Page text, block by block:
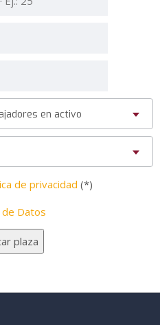
en activo
de privacidad (*)
Datos